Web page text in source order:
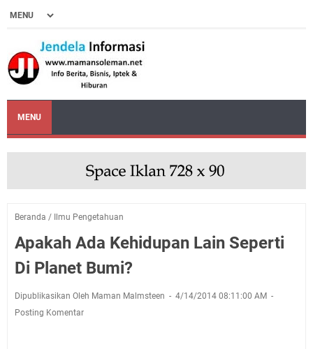
MENU
Beranda / Ilmu Pengetahuan
Apakah Ada Kehidupan Lain Seperti
Di Planet Bumi?
Dipublikasikan Oleh Maman Malmsteen
4/14/2014 08:11:00 AM
Posting Komentar